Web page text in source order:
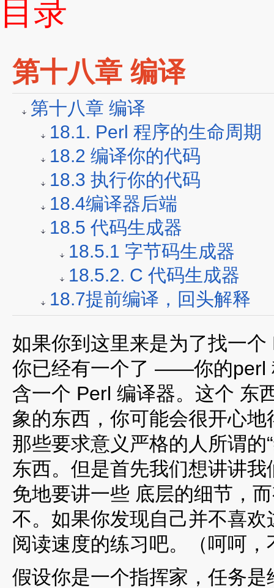
目录
第十八章 编译
第十八章 编译
18.1. Perl 程序的生命周期
18.2 编译你的代码
18.3 执行你的代码
18.4编译器后端
18.5 代码生成器
18.5.1 字节码生成器
18.5.2. C 代码生成器
18.7提前编译，回头解释
如果你到这里来是为了找一
你已经有一个了 ——你的perl
含一个 Perl 编译器。这个 东
象的东西，你可能会很开心
那些要求意义严格的人所谓的
东西。但是首先我们想讲讲
免地要讲一些 底层的细节，
不。如果你发现自己并不喜
阅读速度的练习吧。（呵呵
假设你是一个指挥家，任务